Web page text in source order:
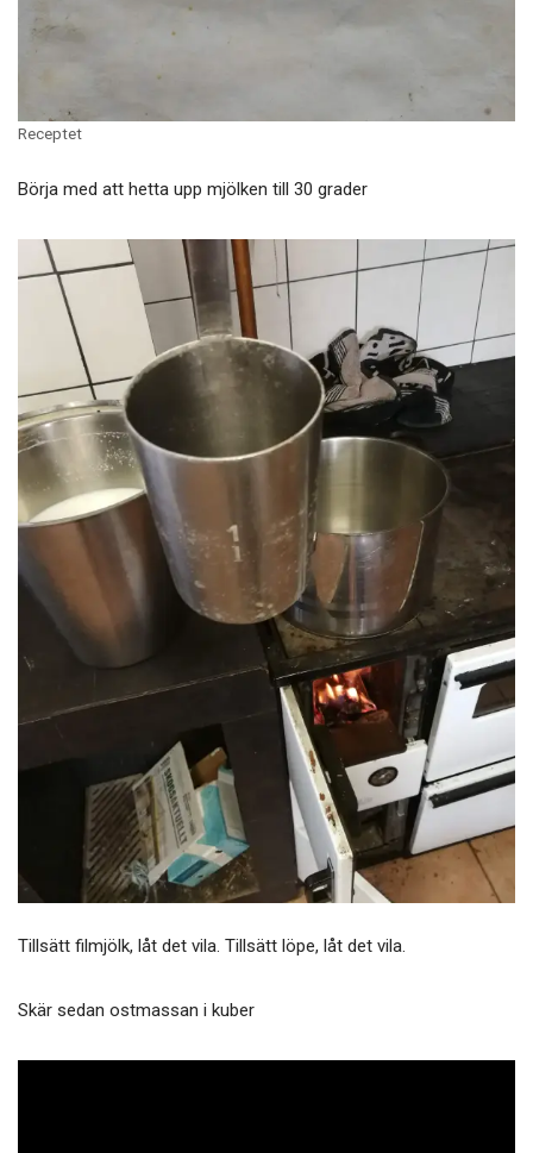
Receptet
Börja med att hetta upp mjölken till 30 grader
Tillsätt filmjölk, låt det vila. Tillsätt löpe, låt det vila.
Skär sedan ostmassan i kuber